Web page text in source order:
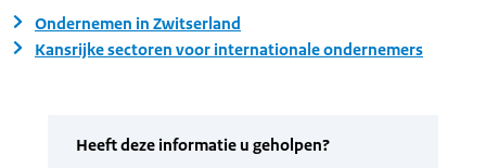
Ondernemen in Zwitserland
Kansrijke sectoren voor internationale ondernemers